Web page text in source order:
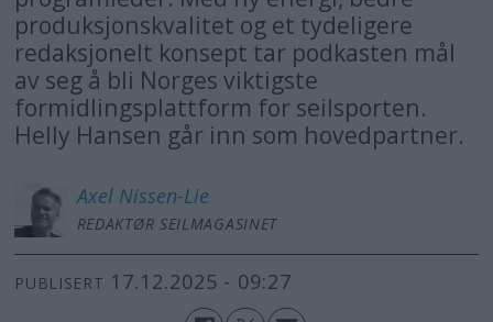
produksjonskvalitet og et tydeligere
redaksjonelt konsept tar podkasten mål
av seg å bli Norges viktigste
formidlingsplattform for seilsporten.
Helly Hansen går inn som hovedpartner.
Axel Nissen-Lie
REDAKTØR SEILMAGASINET
PUBLISERT 17.12.2025 - 09:27